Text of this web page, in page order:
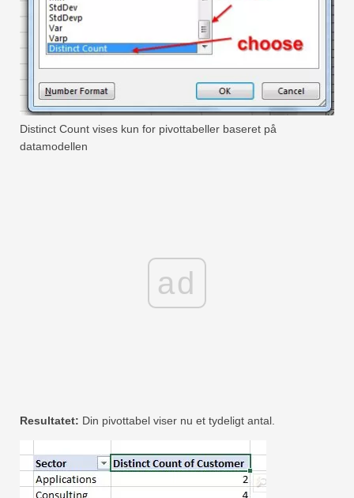
Distinct Count vises kun for pivottabeller baseret på
datamodellen
ad
Resultatet: Din pivottabel viser nu et tydeligt antal.